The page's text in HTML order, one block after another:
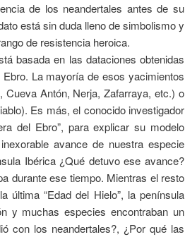
de los neandertales antes de su
está sin duda lleno de simbolismo y
de resistencia heroica.
basada en las dataciones obtenidas
La mayoría de esos yacimientos
Antón, Nerja, Zafarraya, etc.) o
Es más, el conocido investigador
del Ebro”, para explicar su modelo
avance de nuestra especie
Ibérica ¿Qué detuvo ese avance?
durante ese tiempo. Mientras el resto
última “Edad del Hielo”, la península
y muchas especies encontraban un
con los neandertales?, ¿Por qué las